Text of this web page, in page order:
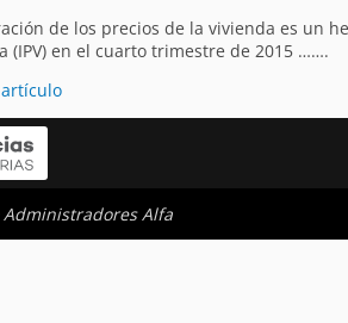
de los precios de la vivienda es un
(IPV) en el cuarto trimestre de 2015 …….
Alfa